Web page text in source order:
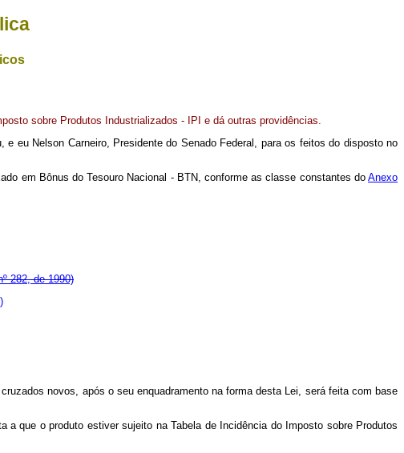
sobre Produtos Industrializados - IPI e dá outras providências.
e eu Nelson Carneiro, Presidente do Senado Federal, para os feitos do disposto no
em Bônus do Tesouro Nacional - BTN, conforme as classe constantes doAnexo
282, de 1990)
novos, após o seu enquadramento na forma desta Lei, será feita com base
que o produto estiver sujeito na Tabela de Incidência do Imposto sobre Produtos